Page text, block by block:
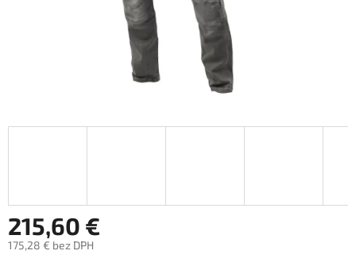
215,60 €
175,28 € bez DPH